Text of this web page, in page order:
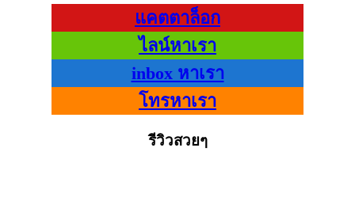
แคตตาล็อก
ไลน์หาเรา
inbox หาเรา
โทรหาเรา
รีวิวสวยๆ